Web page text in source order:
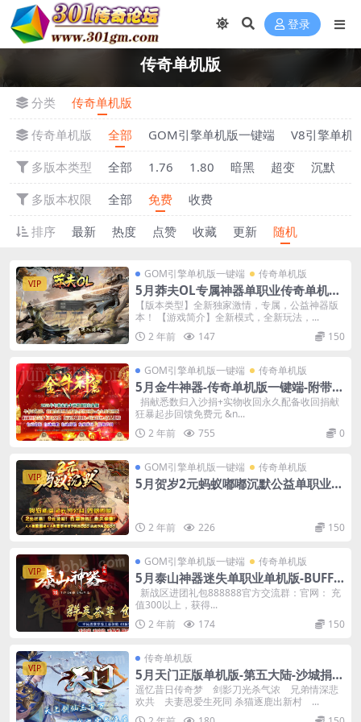
登录
传奇单机版
分类
传奇单机版
传奇单机版
全部 GOM引擎单机版一键端
V8引擎单机
多版本类型
全部 1.76 1.80 暗黑 超变 沉默
多版本权限
全部 免费
收费
排序
最新 热度 点赞 收藏 更新 随机
VIP
GOM引擎单机版一键端 传奇单机版
5月莽夫OL专属神器单职业传奇单机版-
附带GM后台
【版本类型】全新独家激情，专属，公益神器版
本！ 【游戏简介】全新模式，全新玩法，...
2 年前
147 150
GOM引擎单机版一键端 传奇单机版
5月金牛神器-传奇单机版一键端-附带强
大GM后台-炫酷光柱-微端传奇！
捐献悉数归入沙捐+实物收回永久配备收回捐献
狂暴起步回馈免费元 &n...
2 年前
755 0
VIP
GOM引擎单机版一键端 传奇单机版
5月贺岁2元蚂蚁嘟嘟沉默公益单职业单
2 年前 226 150
VIP
GOM引擎单机版一键端 传奇单机版
5月泰山神器迷失单职业单机版-BUFF
洗练-附带GM后台
新战区进团礼包888888官方交流群：官网： 充
值300以上，获得...
2 年前
174 150
VIP
传奇单机版
5月天门正版单机版-第五大陆-沙城捐
献-狂暴之力-附带GM后台
遥忆昔日传奇梦 剑影刀光杀气浓 兄弟情深悲
欢共 夫妻恩爱生死同 杀猫逐鹿出新村 ...